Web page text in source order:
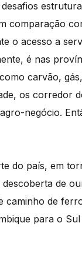
comparação
o acesso a
é nas
carvão,
os corredor
negócio.
do país, em
de
caminho de
para o